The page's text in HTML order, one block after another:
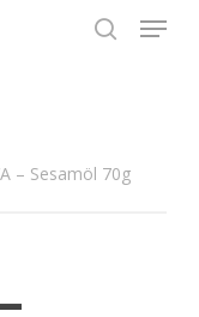
Menu
– Sesamöl 70g